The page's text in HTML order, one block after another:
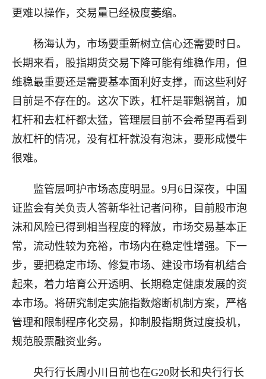
更难以操作，交易量已经极度萎缩。
杨海认为，市场要重新树立信心还需要时日。
长期来看，股指期货交易下降可能有维稳作用，但
维稳最重要还是需要基本面利好支撑，而这些利好
目前是不存在的。这次下跌，杠杆是罪魁祸首，加
杠杆和去杠杆都太猛，管理层目前不会希望再看到
放杠杆的情况，没有杠杆就没有泡沫，要形成慢牛
很难。
监管层呵护市场态度明显。9月6日深夜，中国
证监会有关负责人答新华社记者问称，目前股市泡
沫和风险已得到相当程度的释放，市场交易基本正
常，流动性较为充裕，市场内在稳定性增强。下一
步，要把稳定市场、修复市场、建设市场有机结合
起来，着力培育公开透明、长期稳定健康发展的资
本市场。将研究制定实施指数熔断机制方案，严格
管理和限制程序化交易，抑制股指期货过度投机，
规范股票融资业务。
央行行长周小川日前也在G20财长和央行行长